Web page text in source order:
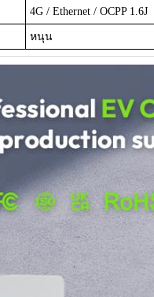
4G / Ethernet / OCPP 1.6J
หนุน